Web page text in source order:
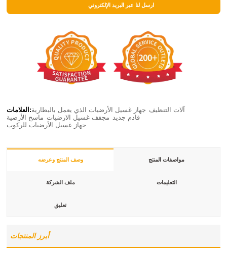
ارسل لنا عبر البريد الإلكتروني
العلامات:جهاز غسيل الأرضيات الذي يعمل بالبطارية آلات التنظيف
ماسح الأرضية مجفف غسيل الارضيات قادم جديد
جهاز غسيل الأرضيات للركوب
وصف المنتج وعرضه مواصفات المنتج
ملف الشركة التعليمات
تعليق
أبرز المنتجات